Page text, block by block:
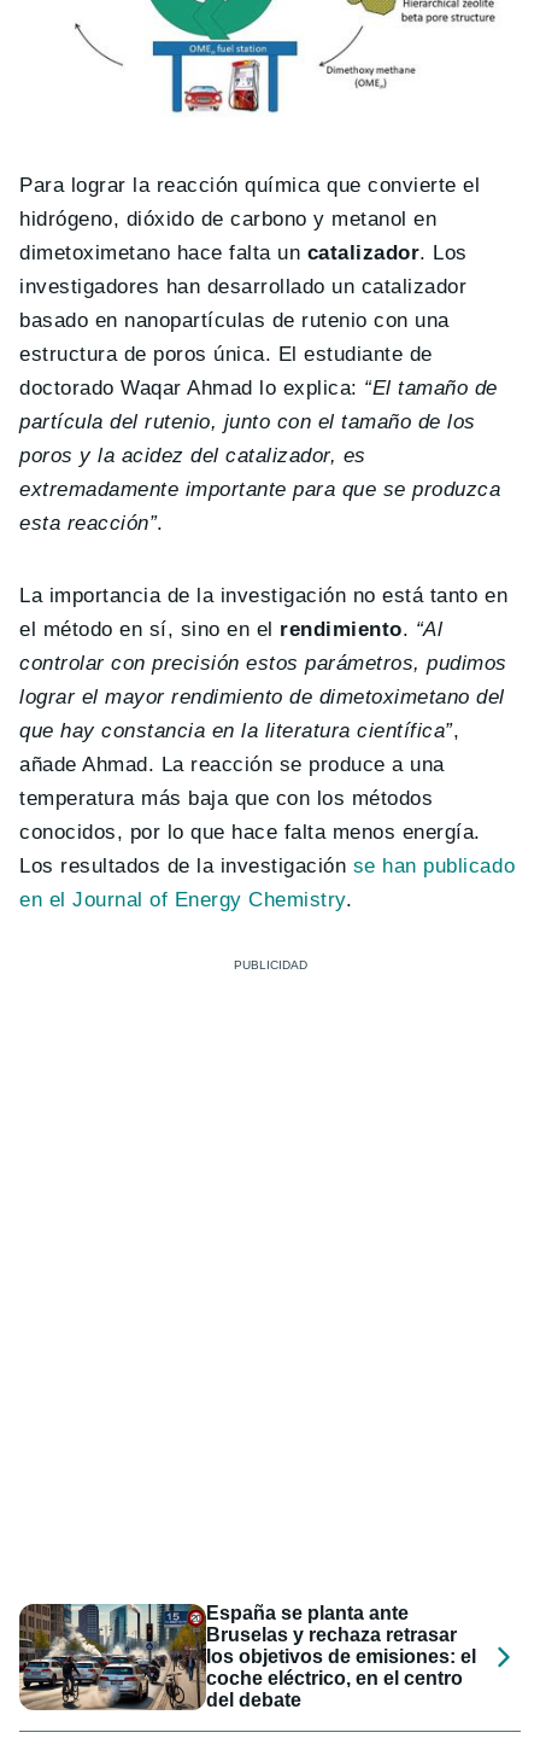
Para lograr la reacción química que convierte el
hidrógeno, dióxido de carbono y metanol en
dimetoximetano hace falta un catalizador. Los
investigadores han desarrollado un catalizador
basado en nanopartículas de rutenio con una
estructura de poros única. El estudiante de
doctorado Waqar Ahmad lo explica: “El tamaño de
partícula del rutenio, junto con el tamaño de los
poros y la acidez del catalizador, es
extremadamente importante para que se produzca
esta reacción”.
La importancia de la investigación no está tanto en
el método en sí, sino en el rendimiento. “Al
controlar con precisión estos parámetros, pudimos
lograr el mayor rendimiento de dimetoximetano del
que hay constancia en la literatura científica”,
añade Ahmad. La reacción se produce a una
temperatura más baja que con los métodos
conocidos, por lo que hace falta menos energía.
Los resultados de la investigación se han publicado
en el Journal of Energy Chemistry.
España se planta ante
Bruselas y rechaza retrasar
los objetivos de emisiones: el
coche eléctrico, en el centro
del debate